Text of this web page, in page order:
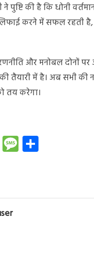
की है कि धोनी
करने में सफल रहती
और मनोबल दोनों
तैयारी में है। अब सभी
तय करेगा।
WhatsApp
Message